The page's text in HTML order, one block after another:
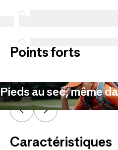
Points forts
Pieds au sec, même
Caractéristiques